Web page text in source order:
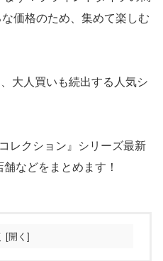
価格のため、集めて楽しむ
大人買いも続出する人気シ
レクション』シリーズ最新
などをまとめます！